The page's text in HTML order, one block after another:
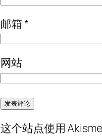
邮箱*
网站
这个站点使用